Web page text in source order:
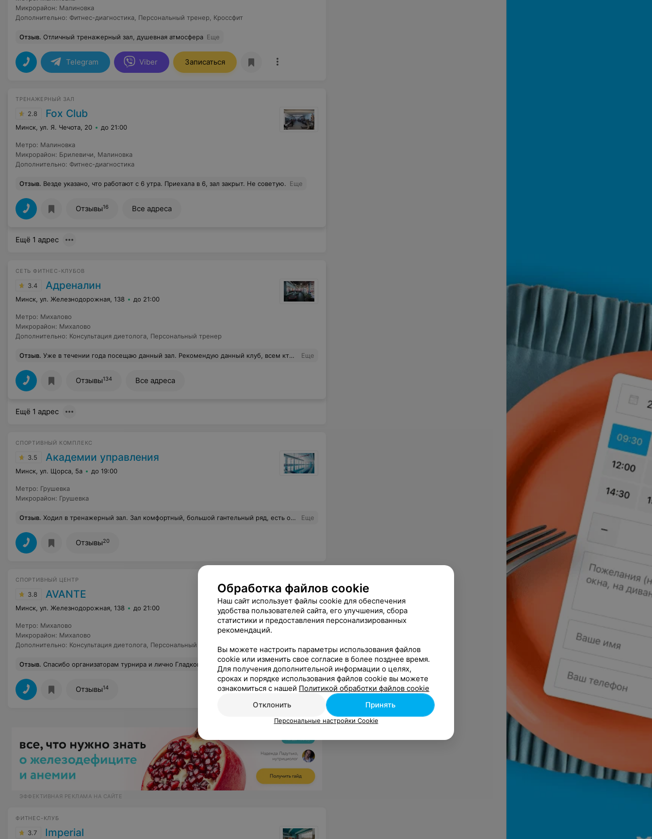
Микрорайон: Малиновка
Дополнительно: Фитнес-диагностика Персональный тренер Кроссфит
Отзыв. Отличный тренажерный зал, душевная атмосфера Еще
Telegram Viber Записаться
ТРЕНАЖЕРНЫЙ ЗАЛ
2.8 Fox Club
Минск, ул. Я. Чечота, 20 до 21:00
Метро: Малиновка
Микрорайон: Брилевичи
Малиновка
Дополнительно: Фитнес-диагностика
Отзыв. Везде указано, что работают с 6 утра. Приехала в 6, зал закрыт. Не советую. Еще
Отзывы16 Все адреса
Ещё 1 адрес
СЕТЬ ФИТНЕС-КЛУБОВ
3.4 Адреналин
Минск, ул. Железнодорожная, 138 до 21:00
Метро: Михалово
Микрорайон: Михалово
Дополнительно: Консультация диетолога Персональный тренер
Отзыв. Уже в течении года посещаю данный зал. Рекомендую данный клуб, всем кто хочет заниматься спортом, или просто поддерживать себя в форме! Еще
Отзывы134 Все адреса
Ещё 1 адрес
СПОРТИВНЫЙ КОМПЛЕКС
3.5 Академии управления
Минск, ул. Щорса, 5а до 19:00
Метро: Грушевка
Микрорайон: Грушевка
Отзыв. Ходил в тренажерный зал. Зал комфортный, большой гантельный ряд, есть основные тренажеры, беговые дорожки. Для студентов висят разнообразные программы тренировок. В зале постоянно находится инструктор, который объяснит и поможет. Душевые кабинки, есть фен, умывальник - все в хорошем состоянии. Для меня 2 минуса - система оплаты - только безнал через инфокиоск... (причем инфокиоск бывает сломан) и цена (дороже чем в зале через дорогу, который по сути ничем не уступает). Еще
Отзывы20
СПОРТИВНЫЙ ЦЕНТР
3.8 AVANTE
Минск, ул. Железнодорожная, 138 до 21:00
Метро: Михалово
Микрорайон: Михалово
Дополнительно: Консультация диетолога Персональный тренер
Отзыв. Спасибо организаторам турнира и лично Гладкову Э.О! Спасибо за судей во время матчей. Будем к Вам приходить! Еще
Отзывы14
ЭФФЕКТИВНАЯ РЕКЛАМА НА САЙТЕ
ФИТНЕС-КЛУБ
3.7 Imperial
Обработка файлов cookie
Наш сайт использует файлы cookie для обеспечения
удобства пользователей сайта, его улучшения, сбора
статистики и предоставления персонализированных
рекомендаций.
Вы можете настроить параметры использования файлов
cookie или изменить свое согласие в более позднее время.
Для получения дополнительной информации о целях,
сроках и порядке использования файлов cookie вы можете
ознакомиться с нашей Политикой обработки файлов cookie
Отклонить
Принять
Персональные настройки Cookie